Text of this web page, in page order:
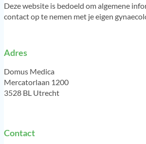
Deze website is bedoeld om algemene
contact op te nemen met je eigen
Adres
Domus Medica
Mercatorlaan 1200
3528 BL Utrecht
Contact